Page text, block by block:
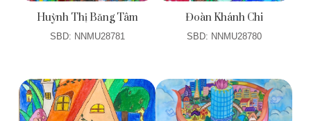
Huỳnh Thị Băng Tâm
SBD: NNMU28781
Đoàn Khánh Chi
SBD: NNMU28780